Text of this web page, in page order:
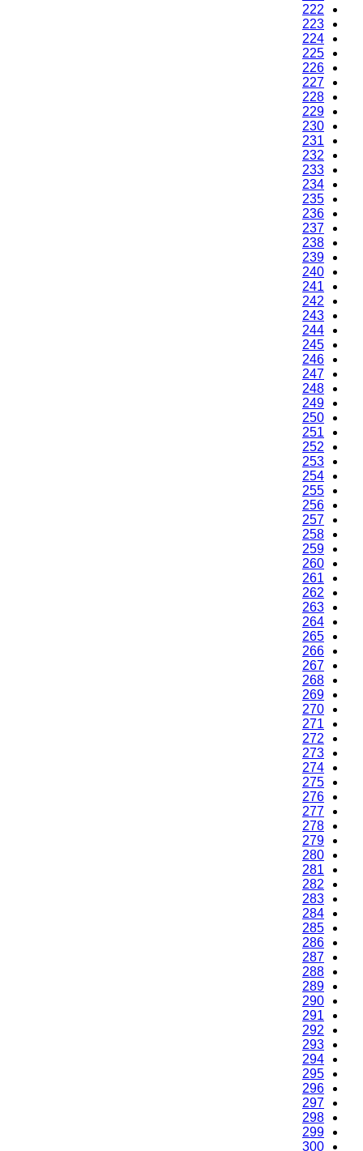
222
223
224
225
226
227
228
229
230
231
232
233
234
235
236
237
238
239
240
241
242
243
244
245
246
247
248
249
250
251
252
253
254
255
256
257
258
259
260
261
262
263
264
265
266
267
268
269
270
271
272
273
274
275
276
277
278
279
280
281
282
283
284
285
286
287
288
289
290
291
292
293
294
295
296
297
298
299
300